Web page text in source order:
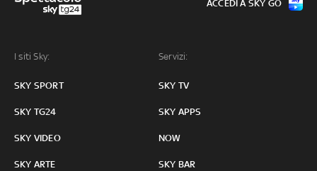
I siti Sky:
SKY SPORT
SKY TG24
SKY VIDEO
SKY ARTE
Servizi:
SKY TV
SKY APPS
NOW
SKY BAR
ACCEDI A SKY GO